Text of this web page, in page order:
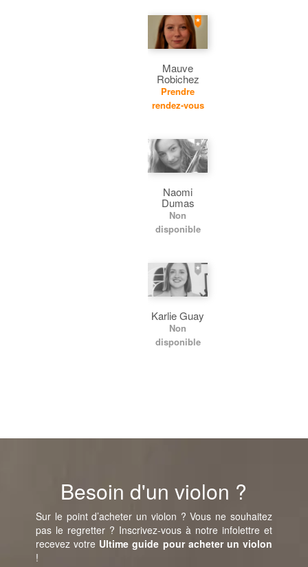
Mauve
Robichez
Prendre
rendez-vous
Naomi
Dumas
Non
disponible
Karlie Guay
Non
disponible
Besoin d'un violon ?
Sur le point d’acheter un violon ? Vous ne souhaitez
pas le regretter ? Inscrivez-vous à notre infolettre et
recevez votre Ultime guide pour acheter un violon
!